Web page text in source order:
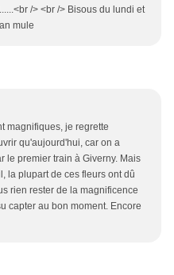
/> <br /> Bisous du lundi et
mule
magnifiques, je regrette
qu'aujourd'hui, car on a
le premier train à Giverny. Mais
la plupart de ces fleurs ont dû
rien rester de la magnificence
capter au bon moment. Encore